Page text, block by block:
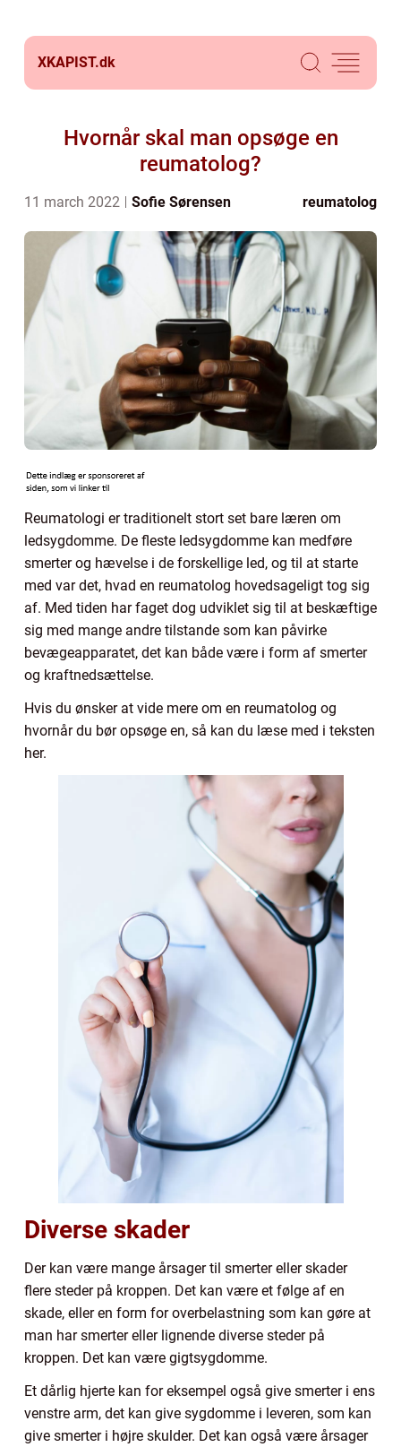
XKAPIST.dk
Hvornår skal man opsøge en
reumatolog?
11 march 2022 Sofie Sørensen reumatolog
Reumatologi er traditionelt stort set bare læren om
ledsygdomme. De fleste ledsygdomme kan medføre
smerter og hævelse i de forskellige led, og til at starte
med var det, hvad en reumatolog hovedsageligt tog sig
af. Med tiden har faget dog udviklet sig til at beskæftige
sig med mange andre tilstande som kan påvirke
bevægeapparatet, det kan både være i form af smerter
og kraftnedsættelse.
Hvis du ønsker at vide mere om en reumatolog og
hvornår du bør opsøge en, så kan du læse med i teksten
her.
Diverse skader
Der kan være mange årsager til smerter eller skader
flere steder på kroppen. Det kan være et følge af en
skade, eller en form for overbelastning som kan gøre at
man har smerter eller lignende diverse steder på
kroppen. Det kan være gigtsygdomme.
Et dårlig hjerte kan for eksempel også give smerter i ens
venstre arm, det kan give sygdomme i leveren, som kan
give smerter i højre skulder. Det kan også være årsager